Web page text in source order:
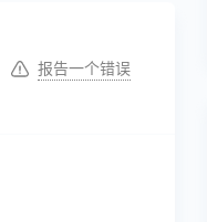
报告一个错误